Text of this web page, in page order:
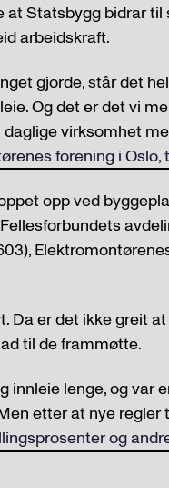
at Statsbygg bidrar til
arbeidskraft.
gjorde, står det
Og det er det vi
virksomhet
forening i Oslo,
opp ved
Da er det ikke greit
til de frammøtte.
innleie lenge, og var
etter at nye regler
og